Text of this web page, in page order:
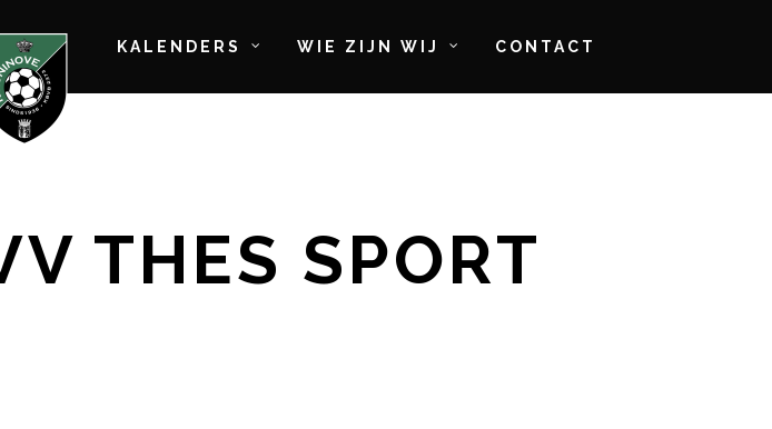
KALENDERS WIE ZIJN WIJ CONTACT
THES SPORT